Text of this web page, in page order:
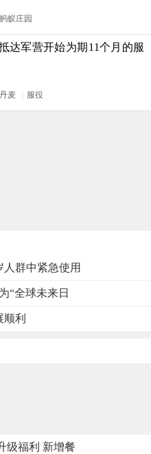
蚂蚁庄园
达军营开始为期11个月的服
丹麦 服役
群中紧急使用
“全球未来日
利
级福利 新增餐